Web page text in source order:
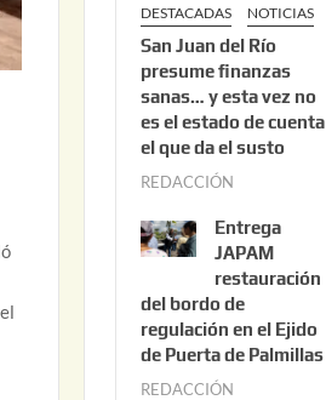
DESTACADAS NOTICIAS
San Juan del Río
presume finanzas
sanas… y esta vez no
es el estado de cuenta
el que da el susto
REDACCIÓN
o
s
t
o
3
Entrega
JAPAM
restauración
del bordo de
regulación en el Ejido
de Puerta de Palmillas
REDACCIÓN